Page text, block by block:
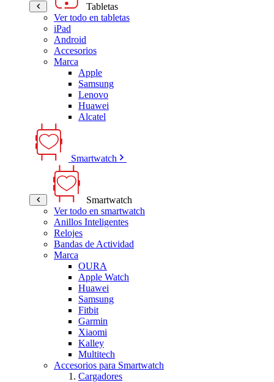
Tabletas
Ver todo en tabletas
iPad
Android
Accesorios
Marca
Apple
Samsung
Lenovo
Huawei
Alcatel
Smartwatch
Smartwatch
Ver todo en smartwatch
Anillos Inteligentes
Relojes
Bandas de Actividad
Marca
OURA
Apple Watch
Huawei
Samsung
Fitbit
Garmin
Xiaomi
Kalley
Multitech
Accesorios para Smartwatch
Cargadores